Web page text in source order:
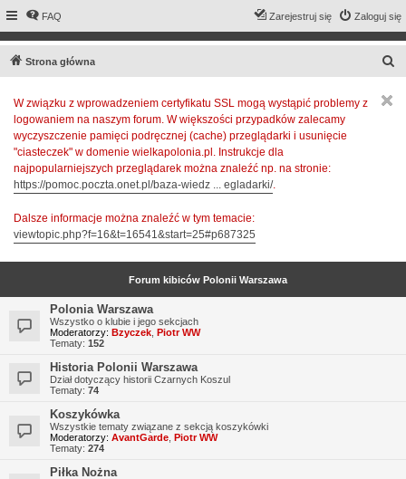
FAQ Zaloguj się
Zarejestruj się
Strona główna
W związku z wprowadzeniem certyfikatu SSL mogą wystąpić problemy z
logowaniem na naszym forum. W większości przypadków zalecamy
wyczyszczenie pamięci podręcznej (cache) przeglądarki i usunięcie
"ciasteczek" w domenie wielkapolonia.pl. Instrukcje dla
najpopularniejszych przeglądarek można znaleźć np. na stronie:
https://pomoc.poczta.onet.pl/baza-wiedz ... egladarki/.
Dalsze informacje można znaleźć w tym temacie:
viewtopic.php?f=16&t=16541&start=25#p687325
Forum kibiców Polonii Warszawa
Polonia Warszawa
Wszystko o klubie i jego sekcjach
Moderatorzy: Bzyczek Piotr WW
Tematy: 152
Historia Polonii Warszawa
Dział dotyczący historii Czarnych Koszul
Tematy: 74
Koszykówka
Wszystkie tematy związane z sekcją koszykówki
Moderatorzy: AvantGarde Piotr WW
Tematy: 274
Piłka Nożna